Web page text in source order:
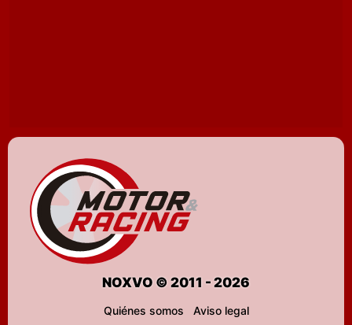
NOXVO © 2011 - 2026
Quiénes somos
Aviso legal